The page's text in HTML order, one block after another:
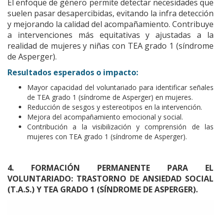
El enfoque de género permite detectar necesidades que
suelen pasar desapercibidas, evitando la infra detección
y mejorando la calidad del acompañamiento. Contribuye
a intervenciones más equitativas y ajustadas a la
realidad de mujeres y niñas con TEA grado 1 (síndrome
de Asperger).
Resultados esperados o impacto:
Mayor capacidad del voluntariado para identificar señales
de TEA grado 1 (síndrome de Asperger) en mujeres.
Reducción de sesgos y estereotipos en la intervención.
Mejora del acompañamiento emocional y social.
Contribución a la visibilización y comprensión de las
mujeres con TEA grado 1 (síndrome de Asperger).
4. FORMACIÓN PERMANENTE PARA EL
VOLUNTARIADO: TRASTORNO DE ANSIEDAD SOCIAL
(T.A.S.) Y TEA GRADO 1 (SÍNDROME DE ASPERGER).